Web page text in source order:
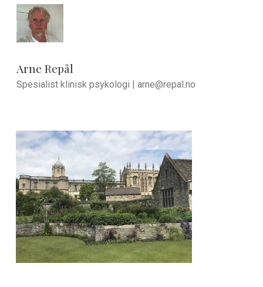
Arne Repål
Spesialist klinisk psykologi | arne@repal.no